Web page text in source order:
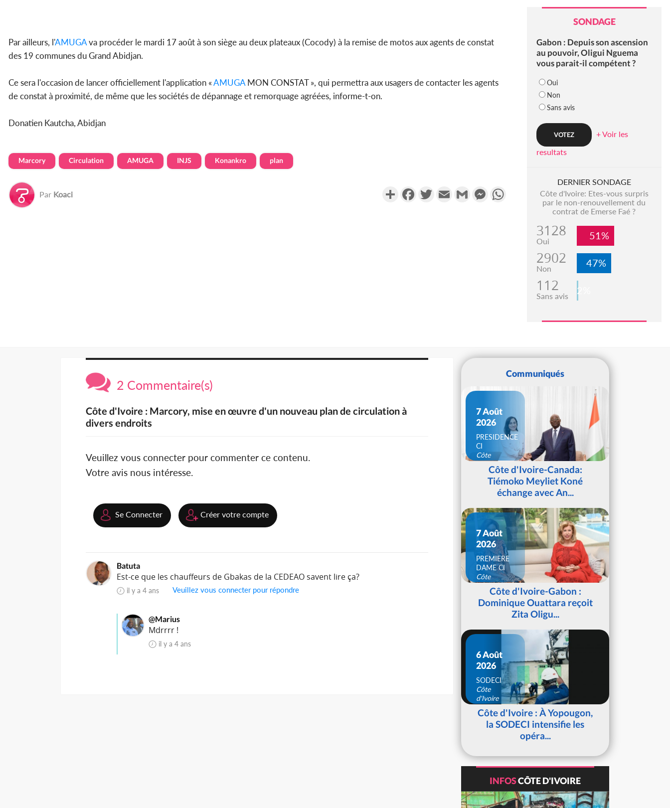
Par ailleurs, l'AMUGAva procéder le mardi 17 août à son siège au deux plateaux (Cocody) à la remise de motos aux agents de constat
des 19 communes du Grand Abidjan.
Ce sera l'occasion de lancer officiellement l'application «AMUGAMON CONSTAT », qui permettra aux usagers de contacter les agents
de constat à proximité, de même que les sociétés de dépannage et remorquage agréées, informe-t-on.
Donatien Kautcha, Abidjan
Marcory Circulation AMUGA INJS Konankro plan
Par Koaci PartagerFacebookTwitterEmail Gmail MessengerWhatsApp
SONDAGE
Gabon : Depuis son ascension
au pouvoir, Oligui Nguema
vous parait-il compétent ?
Oui
Non
Sans avis
+ Voir les
resultats
DERNIER SONDAGE
Côte d'Ivoire: Etes-vous surpris
par le non-renouvellement du
contrat de Emerse Faé ?
3128
Oui 51%
2902
Non 47%
112
Sans avis 2%
2 Commentaire(s)
Côte d'Ivoire : Marcory, mise en œuvre d'un nouveau plan de circulation à
divers endroits
Veuillez vous connecter pour commenter ce contenu.
Votre avis nous intéresse.
Se Connecter Créer votre compte
Batuta
Est-ce que les chauffeurs de Gbakas de la CEDEAO savent lire ça?
il y a 4 ans Veuillez vous connecter pour répondre
@Marius
Mdrrrr !
il y a 4 ans
Communiqués
7 Août
2026
PRESIDENCE
CI
Côte
d'IvoireCôte d'Ivoire-Canada:
Tiémoko Meyliet Koné
échange avec An...
7 Août
2026
PREMIERE
DAME CI
Côte
d'IvoireCôte d'Ivoire-Gabon :
Dominique Ouattara reçoit
Zita Oligu...
6 Août
2026
SODECI
Côte
d'Ivoire
Côte d'Ivoire : À Yopougon,
la SODECI intensifie les
opéra...
INFOSCÔTE D'IVOIRE